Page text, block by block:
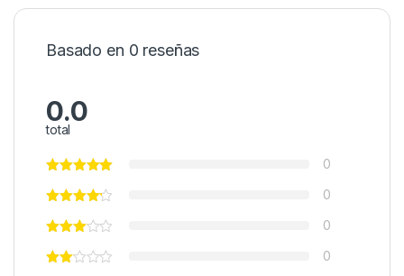
Basado en 0 reseñas
0.0
total
0
0
0
0